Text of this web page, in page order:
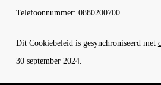
Telefoonnummer: 0880200700
Dit Cookiebeleid is gesynchroniseerd met
30 september 2024.